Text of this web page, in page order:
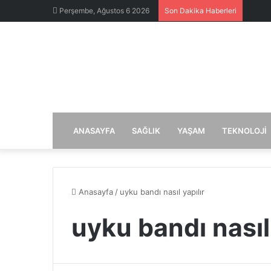
Perşembe, Ağustos 6 2026 Son Dakika Haberleri
ANASAYFA SAĞLIK YAŞAM TEKNOLOJI
Anasayfa / uyku bandı nasıl yapılır
uyku bandı